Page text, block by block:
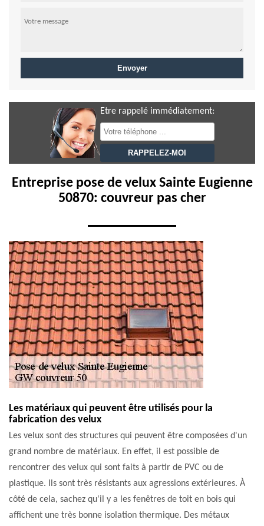
Etre rappelé immédiatement:
Entreprise pose de velux Sainte Eugienne
50870: couvreur pas cher
Les matériaux qui peuvent être utilisés pour la
fabrication des velux
Les velux sont des structures qui peuvent être composées d'un
grand nombre de matériaux. En effet, il est possible de
rencontrer des velux qui sont faits à partir de PVC ou de
plastique. Ils sont très résistants aux agressions extérieures. À
côté de cela, sachez qu'il y a les fenêtres de toit en bois qui
affichent une très bonne isolation thermique. Des métaux